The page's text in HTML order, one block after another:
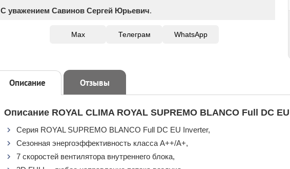
С уважением Савинов Сергей Юрьевич.
Max Телеграм WhatsApp
Описание Отзывы
Описание ROYAL CLIMA ROYAL SUPREMO BLANCO Full DC
Серия ROYAL SUPREMO BLANCO Full DC EU Inverter,
Сезонная энергоэффективность класса А++/A+,
7 скоростей вентилятора внутреннего блока,